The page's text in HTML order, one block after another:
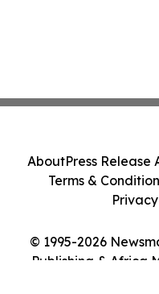
© 1995-2026
Publishing & Africa
AboutPress Release
Terms &